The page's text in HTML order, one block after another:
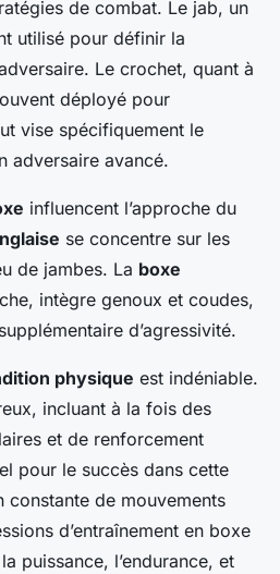
de combat. Le jab, un
utilisé pour définir la
Le crochet, quant à
déployé pour
vise spécifiquement le
adversaire avancé.
influencent l’approche du
se concentre sur les
de jambes. La boxe
intègre genoux et coudes,
d’agressivité.
physique est indéniable.
incluant à la fois des
et de renforcement
pour le succès dans cette
de mouvements
d’entraînement en boxe
puissance, l’endurance, et